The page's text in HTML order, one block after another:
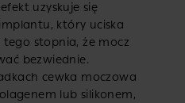
uzyskuje się
który uciska
stopnia, że mocz
bezwiednie.
cewka moczowa
lub silikonem,